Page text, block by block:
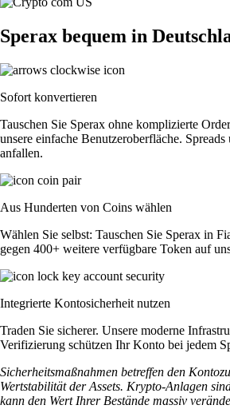
Sperax bequem in
Sofort konvertieren
Tauschen Sie Sperax ohne komplizierte
unsere einfache Benutzeroberfläche.
anfallen.
Aus Hunderten von Coins wählen
Wählen Sie selbst: Tauschen Sie Sperax in
gegen 400+ weitere verfügbare Token auf
Integrierte Kontosicherheit nutzen
Traden Sie sicherer. Unsere moderne
Verifizierung schützen Ihr Konto bei jedem
Sicherheitsmaßnahmen betreffen den
Wertstabilität der Assets. Krypto-Anlagen
kann den Wert Ihrer Bestände massiv